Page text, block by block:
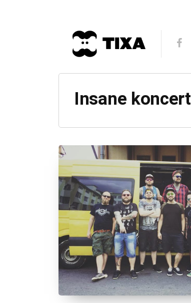
Insane koncert